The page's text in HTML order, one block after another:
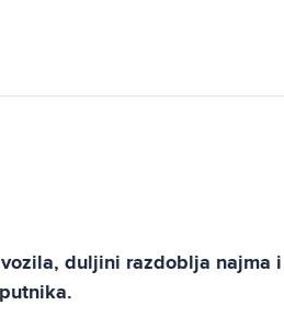
duljini razdoblja